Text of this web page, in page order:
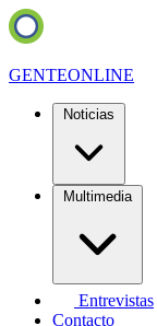
GENTEONLINE
Noticias
Multimedia
Entrevistas
Contacto